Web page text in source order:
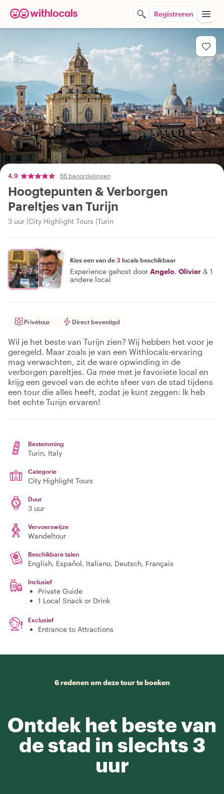
Registreren
4,9 66 beoordelingen
Hoogtepunten & Verborgen
Pareltjes van Turijn
3 uur City Highlight Tours Turin
Kies een van de 3 locals beschikbaar
Experience gehost door Angelo, Olivier & 1
andere local
Privétour Direct bevestigd
Wil je het beste van Turijn zien? Wij hebben het voor je
geregeld. Maar zoals je van een Withlocals-ervaring
mag verwachten, zit de ware opwinding in de
verborgen pareltjes. Ga mee met je favoriete local en
krijg een gevoel van de echte sfeer van de stad tijdens
een tour die alles heeft, zodat je kunt zeggen: Ik heb
het echte Turijn ervaren!
Bestemming
Turin, Italy
Categorie
City Highlight Tours
Duur
3 uur
Vervoerswijze
Wandeltour
Beschikbare talen
English, Español, Italiano, Deutsch, Français
Inclusief
Private Guide
1 Local Snack or Drink
Exclusief
Entrance to Attractions
6 redenen om deze tour te boeken
Ontdek het beste van
de stad in slechts 3
uur